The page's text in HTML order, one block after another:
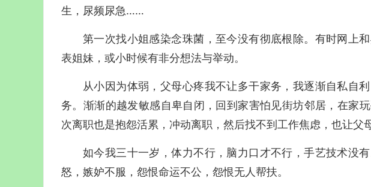
生 ，尿频尿急……
第一次找小姐感染念珠菌，至今没有彻底根除。有时网上
表姐妹，或小时候有非分想法与举动。
从小因为体弱，父母心疼我不让多干家务，我逐渐自私自
务。渐渐的越发敏感自卑自闭，回到家害怕见街坊邻居，在家
次离职也是抱怨活累，冲动离职，然后找不到工作焦虑，也让父
如今我三十一岁，体力不行，脑力口才不行，手艺技术没
怒，嫉妒不服，怨恨命运不公，怨恨无人帮扶。